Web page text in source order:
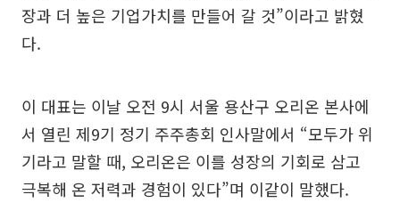
장과 더 높은 기업가치를 만들어 갈 것”이라고 밝혔
다.
이 대표는 이날 오전 9시 서울 용산구 오리온 본사에
서 열린 제9기 정기 주주총회 인사말에서 “모두가 위
기라고 말할 때, 오리온은 이를 성장의 기회로 삼고
극복해 온 저력과 경험이 있다”며 이같이 말했다.